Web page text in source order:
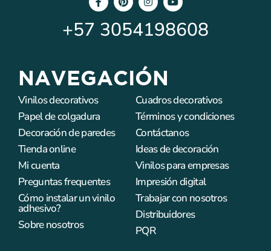
NAVEGACIÓN
Vinilos decorativos
Papel de colgadura
Decoración de paredes
Tienda online
Mi cuenta
Preguntas frequentes
Cómo instalar un vinilo
adhesivo?
Sobre nosotros
Cuadros decorativos
Términos y condiciones
Contáctanos
Ideas de decoración
Vinilos para empresas
Impresión digital
Trabajar con nosotros
Distribuidores
PQR
+57 3054198608